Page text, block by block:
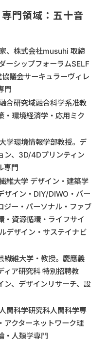
門領域：五十音
、株式会社musuhi 取締
ーシップフォーラムSELF
議会サーキュラーヴィレ
門
合研究域融合科学系准教
・環境経済学・応用ミク
学環境情報学部教授。デ
ン、3D/4Dプリンティン
専門
維大学 デザイン・建築学
ザイン・DIY/DIWO・パー
ジー・パーソナル・ファブ
・資源循環・ライフサイ
デザイン・サステイナビ
繊維大学・教授。慶應義
ィア研究科 特別招聘教
ン、デザインリサーチ、設
間科学研究科人間科学専
アクターネットワーク理
・人類学専門